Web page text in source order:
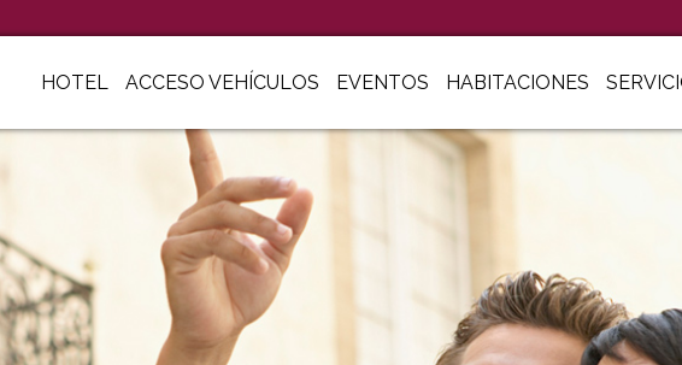
HOTEL ACCESO VEHÍCULOS EVENTOS HABITACIONES